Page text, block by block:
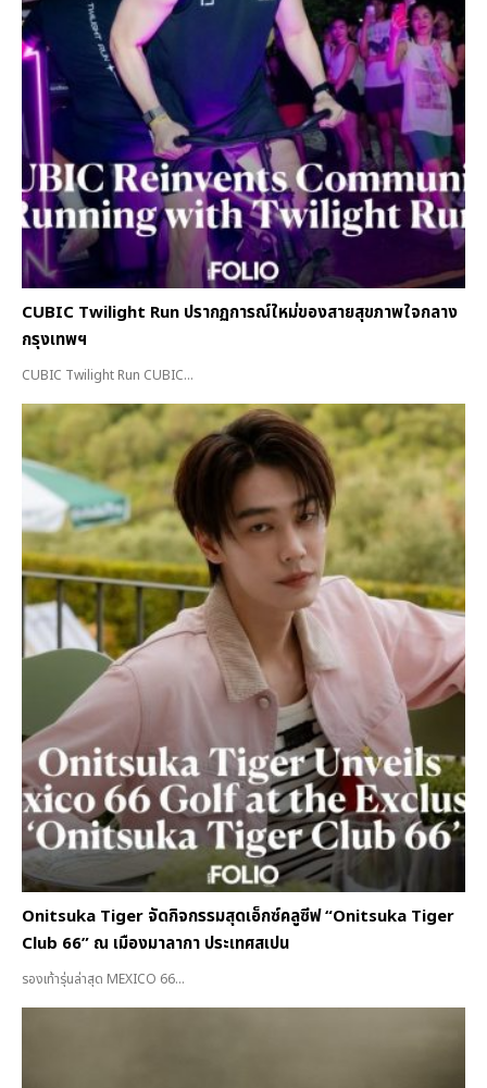
CUBIC Twilight Run ปรากฏการณ์ใหม่ของสายสุขภาพใจกลาง
กรุงเทพฯ
CUBIC Twilight Run CUBIC...
Onitsuka Tiger จัดกิจกรรมสุดเอ็กซ์คลูซีฟ “Onitsuka Tiger
Club 66” ณ เมืองมาลากา ประเทศสเปน
รองเท้ารุ่นล่าสุด MEXICO 66...